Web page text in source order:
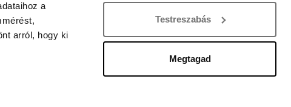
a
arról, hogy ki
Testreszabás
Megtagad
Ingatlanközvetítőknek
Magánszemélyeknek
Új építésű lakások
Tartalommoderálási jelentés